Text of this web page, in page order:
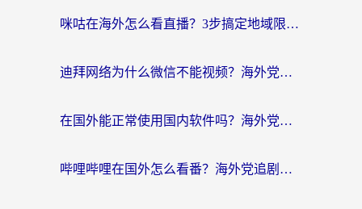
咪咕在海外怎么看直播？3步搞定地域限制，还能畅看腾讯视频与国内热剧
迪拜网络为什么微信不能视频？海外党必看的回国加速全攻略
在国外能正常使用国内软件吗？海外党亲测有效的无缝访问指南
哔哩哔哩在国外怎么看番？海外党追剧看片的终极解决方案